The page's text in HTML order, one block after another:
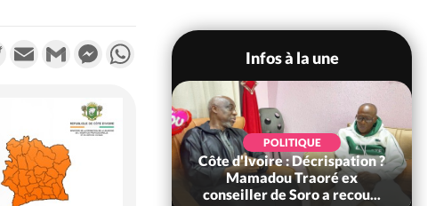
TwitterEmail Gmail MessengerWhatsApp
Infos à la une
SOCIÉTÉ
d'Ivoire : Ouattara
des sanctions contre
i...
POLITIQUE
Côte d'Ivoire : Décrispation ?
Mamadou Traoré ex
conseiller de Soro a recou...